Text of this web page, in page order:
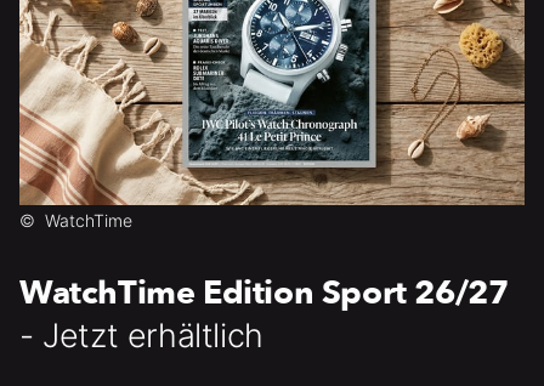
© WatchTime
WatchTime Edition Sport 26/27
- Jetzt erhältlich